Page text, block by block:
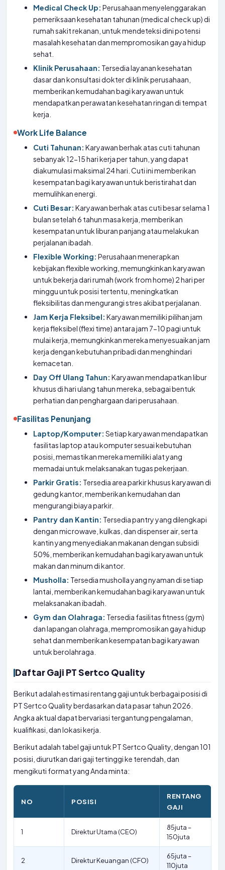
Medical Check Up: Perusahaan menyelenggarakan
pemeriksaan kesehatan tahunan (medical check up) di
rumah sakit rekanan, untuk mendeteksi dini potensi
masalah kesehatan dan mempromosikan gaya hidup
sehat.
Klinik Perusahaan: Tersedia layanan kesehatan
dasar dan konsultasi dokter di klinik perusahaan,
memberikan kemudahan bagi karyawan untuk
mendapatkan perawatan kesehatan ringan di tempat
kerja.
Work Life Balance
Cuti Tahunan: Karyawan berhak atas cuti tahunan
sebanyak 12-15 hari kerja per tahun, yang dapat
diakumulasi maksimal 24 hari. Cuti ini memberikan
kesempatan bagi karyawan untuk beristirahat dan
memulihkan energi.
Cuti Besar: Karyawan berhak atas cuti besar selama 1
bulan setelah 6 tahun masa kerja, memberikan
kesempatan untuk liburan panjang atau melakukan
perjalanan ibadah.
Flexible Working: Perusahaan menerapkan
kebijakan flexible working, memungkinkan karyawan
untuk bekerja dari rumah (work from home) 2 hari per
minggu untuk posisi tertentu, meningkatkan
fleksibilitas dan mengurangi stres akibat perjalanan.
Jam Kerja Fleksibel: Karyawan memiliki pilihan jam
kerja fleksibel (flexi time) antara jam 7-10 pagi untuk
mulai kerja, memungkinkan mereka menyesuaikan jam
kerja dengan kebutuhan pribadi dan menghindari
kemacetan.
Day Off Ulang Tahun: Karyawan mendapatkan libur
khusus di hari ulang tahun mereka, sebagai bentuk
perhatian dan penghargaan dari perusahaan.
Fasilitas Penunjang
Laptop/Komputer: Setiap karyawan mendapatkan
fasilitas laptop atau komputer sesuai kebutuhan
posisi, memastikan mereka memiliki alat yang
memadai untuk melaksanakan tugas pekerjaan.
Parkir Gratis: Tersedia area parkir khusus karyawan di
gedung kantor, memberikan kemudahan dan
mengurangi biaya parkir.
Pantry dan Kantin: Tersedia pantry yang dilengkapi
dengan microwave, kulkas, dan dispenser air, serta
kantin yang menyediakan makanan dengan subsidi
50%, memberikan kemudahan bagi karyawan untuk
makan dan minum di kantor.
Musholla: Tersedia musholla yang nyaman di setiap
lantai, memberikan kemudahan bagi karyawan untuk
melaksanakan ibadah.
Gym dan Olahraga: Tersedia fasilitas fitness (gym)
dan lapangan olahraga, mempromosikan gaya hidup
sehat dan memberikan kesempatan bagi karyawan
untuk berolahraga.
Daftar Gaji PT Sertco Quality
Berikut adalah estimasi rentang gaji untuk berbagai posisi di
PT Sertco Quality berdasarkan data pasar tahun 2026.
Angka aktual dapat bervariasi tergantung pengalaman,
kualifikasi, dan lokasi kerja.
Berikut adalah tabel gaji untuk PT Sertco Quality, dengan 101
posisi, diurutkan dari gaji tertinggi ke terendah, dan
mengikuti format yang Anda minta:
NO POSISI
RENTANG
GAJI
1 Direktur Utama (CEO)
85juta –
150juta
2 Direktur Keuangan (CFO)
65juta –
110juta